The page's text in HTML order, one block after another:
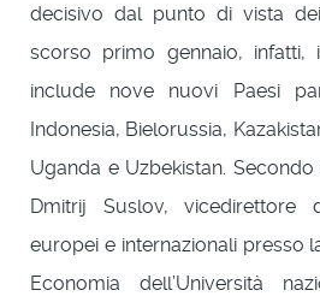
decisivo dal punto di vista
scorso primo gennaio, infatti,
include nove nuovi Paesi
Indonesia, Bielorussia,
Uganda e Uzbekistan.
Dmitrij Suslov,
europei e internazionali presso
Economia dell’Università